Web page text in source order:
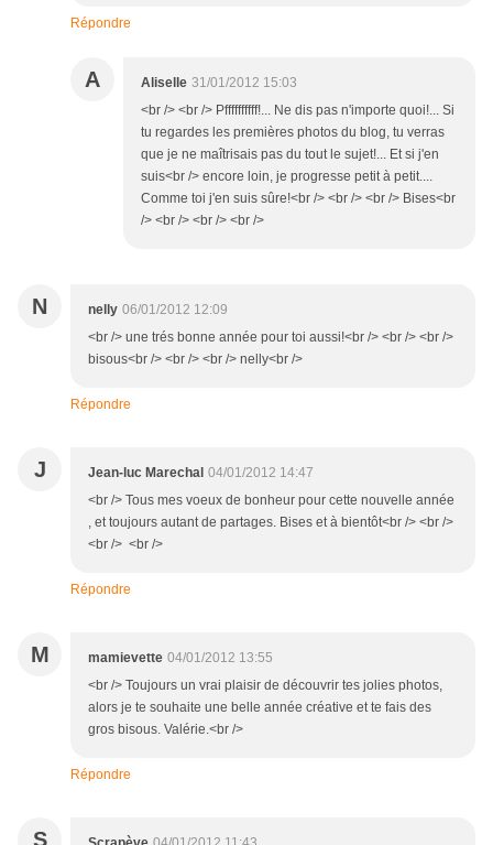
Répondre
A Aliselle 31/01/2012 15:03
<br /> <br /> Pffffffffff!... Ne dis pas n'importe quoi!... Si
tu regardes les premières photos du blog, tu verras
que je ne maîtrisais pas du tout le sujet!... Et si j'en
suis<br /> encore loin, je progresse petit à petit....
Comme toi j'en suis sûre!<br /> <br /> <br /> Bises<br
/> <br /> <br /> <br />
N nelly 06/01/2012 12:09
<br /> une trés bonne année pour toi aussi!<br /> <br /> <br />
bisous<br /> <br /> <br /> nelly<br />
Répondre
J Jean-luc Marechal 04/01/2012 14:47
<br /> Tous mes voeux de bonheur pour cette nouvelle année
, et toujours autant de partages. Bises et à bientôt<br /> <br />
<br /> <br />
Répondre
M mamievette 04/01/2012 13:55
<br /> Toujours un vrai plaisir de découvrir tes jolies photos,
alors je te souhaite une belle année créative et te fais des
gros bisous. Valérie.<br />
Répondre
S